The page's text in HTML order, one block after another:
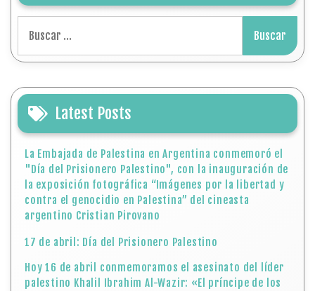
Latest Posts
La Embajada de Palestina en Argentina conmemoró el
"Día del Prisionero Palestino", con la inauguración de
la exposición fotográfica “Imágenes por la libertad y
contra el genocidio en Palestina” del cineasta
argentino Cristian Pirovano
17 de abril: Día del Prisionero Palestino
Hoy 16 de abril conmemoramos el asesinato del líder
palestino Khalil Ibrahim Al-Wazir: «El príncipe de los